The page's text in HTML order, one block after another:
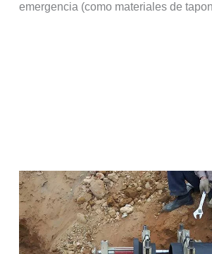
emergencia (como materiales de